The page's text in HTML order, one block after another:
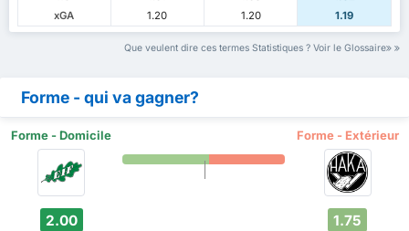
xGA
1.20 1.20 1.19
Que veulent dire ces termes Statistiques ? Voir le Glossaire
Forme - qui va gagner?
Forme - Domicile Forme - Extérieur
2.00 1.75